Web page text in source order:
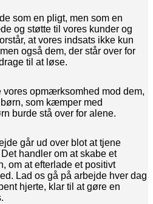
som en pligt, men som en
og støtte til vores kunder og
at vores indsats ikke kun
også dem, der står over for
til at løse.
vores opmærksomhed mod dem,
som kæmper med
burde stå over for alene.
går ud over blot at tjene
handler om at skabe et
om at efterlade et positivt
Lad os gå på arbejde hver dag
hjerte, klar til at gøre en